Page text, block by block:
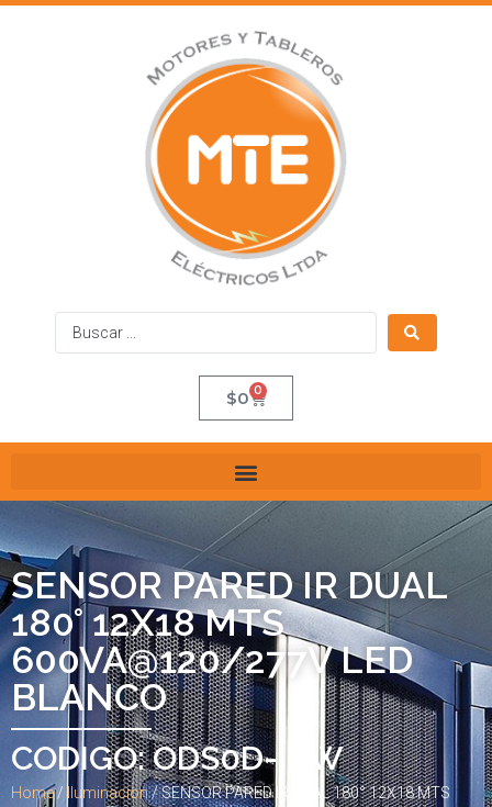
$0 0
SENSOR PARED IR DUAL
180° 12X18 MTS
600VA@120/277V LED
BLANCO
CODIGO: ODS0D-IDW
Home/ Iluminacion/ SENSOR PARED IR DUAL 180° 12X18 MTS